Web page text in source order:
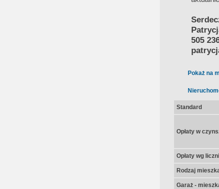
505
Pokaż na
Standard
Opłaty w
Opłaty wg
Rodzaj
Garaż -